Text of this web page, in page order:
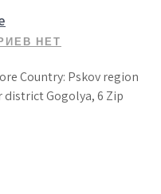
НЕТ
Country: Pskov region
district Gogolya, 6 Zip